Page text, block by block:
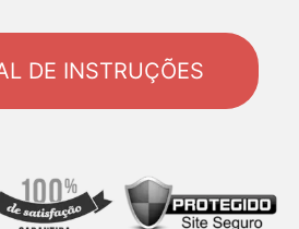
DE INSTRUÇÕES